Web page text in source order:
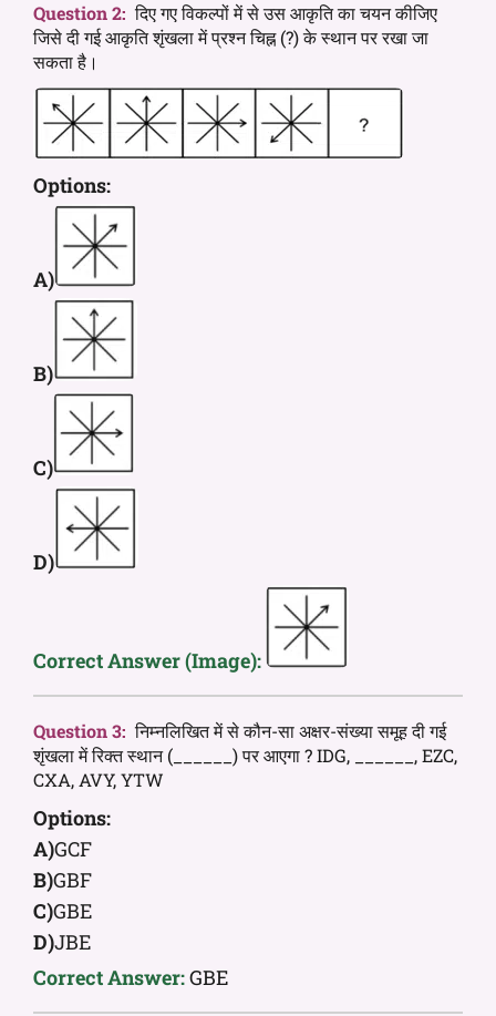
Question 2: दिए गए विकल्पों में से उस आकृति का चयन कीजिए
जिसे दी गई आकृति शृंखला में प्रश्न चिह्न (?) के स्थान पर रखा जा
सकता है।
Options:
A)
B)
C)
D)
Correct Answer (Image):
Question 3: निम्नलिखित में से कौन-सा अक्षर-संख्या समूह दी गई
शृंखला में रिक्त स्थान (______) पर आएगा ? IDG, ______, EZC,
CXA, AVY, YTW
Options:
A)GCF
B)GBF
C)GBE
D)JBE
Correct Answer:GBE